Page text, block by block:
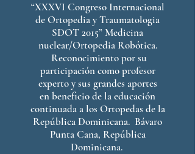
“XXXVI Congreso Internacional
de Ortopedia y Traumatologia
SDOT 2015” Medicina
nuclear/Ortopedia Robótica.
Reconocimiento por su
participación como profesor
experto y sus grandes aportes
en beneficio de la educación
continuada a los Ortopedas de la
República Dominicana. Bávaro
Punta Cana, República
Dominicana.